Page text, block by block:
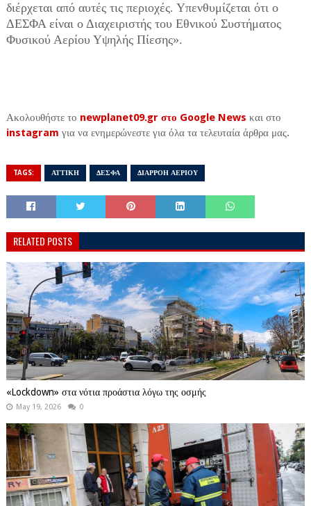
διέρχεται από αυτές τις περιοχές. Υπενθυμίζεται ότι ο
ΔΕΣΦΑ είναι ο Διαχειριστής του Εθνικού Συστήματος
Φυσικού Αερίου Υψηλής Πίεσης».
Ακολουθήστε το newplanet09.gr στο Google News και στο
instagram για να ενημερώνεστε για όλα τα τελευταία άρθρα μας.
TAGS: ΑΤΤΙΚΗ ΔΕΣΦΑ ΔΙΑΡΡΟΗ ΑΕΡΙΟΥ
RELATED POSTS
«Lockdown» στα νότια προάστια λόγω της οσμής
May 19, 2026 0